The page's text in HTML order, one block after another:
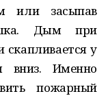
или засыпав
Дым при
скапливается у
вниз. Именно
пожарный